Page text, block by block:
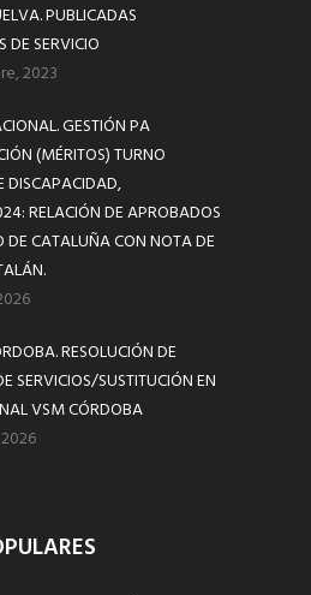
PUBLICADAS
DE SERVICIO
2023
GESTIÓN PA
(MÉRITOS) TURNO
DISCAPACIDAD,
RELACIÓN DE APROBADOS
DE CATALUÑA CON NOTA DE
RESOLUCIÓN DE
SERVICIOS/SUSTITUCIÓN EN
VSM CÓRDOBA